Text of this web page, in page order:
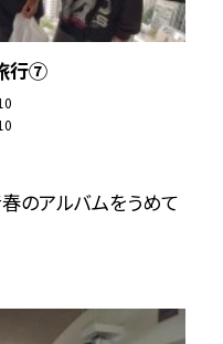
行⑦
のアルバムをうめて